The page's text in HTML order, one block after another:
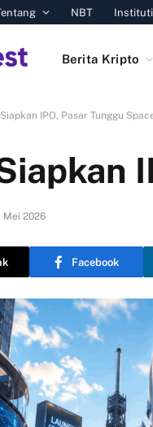
NBT
Berita Kripto
IPO, Pasar Tunggu
Mei 2026
Facebook